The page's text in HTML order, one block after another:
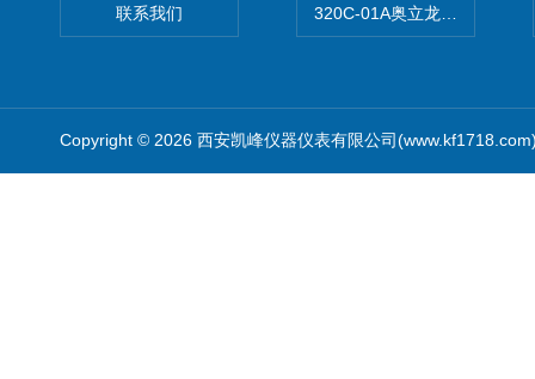
联系我们 320C-01A奥立龙实验室便携
Copyright © 2026 西安凯峰仪器仪表有限公司